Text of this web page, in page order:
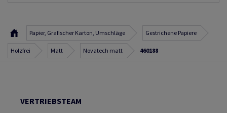
Papier, Grafischer Karton, Umschläge Gestrichene Papiere
Holzfrei Matt Novatech matt 460188
VERTRIEBSTEAM